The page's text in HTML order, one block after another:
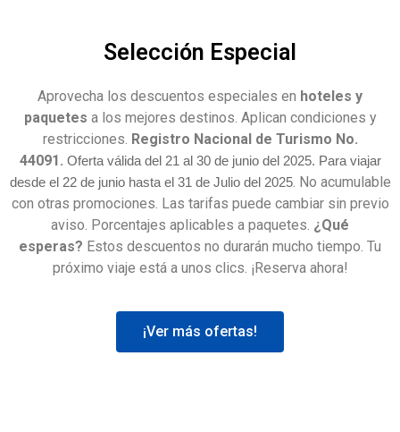
Selección Especial
Aprovecha los descuentos especiales en hoteles y
paquetes a los mejores destinos. Aplican condiciones y
restricciones. Registro Nacional de Turismo No.
44091. Oferta válida del 21 al 30 de junio del 2025. Para viajar
desde el 22 de juniohasta el 31 de Julio del 2025. No acumulable
con otras promociones. Las tarifas puede cambiar sin previo
aviso. Porcentajes aplicables a paquetes. ¿Qué
esperas? Estos descuentos no durarán mucho tiempo. Tu
próximo viaje está a unos clics. ¡Reserva ahora!
¡Ver más ofertas!